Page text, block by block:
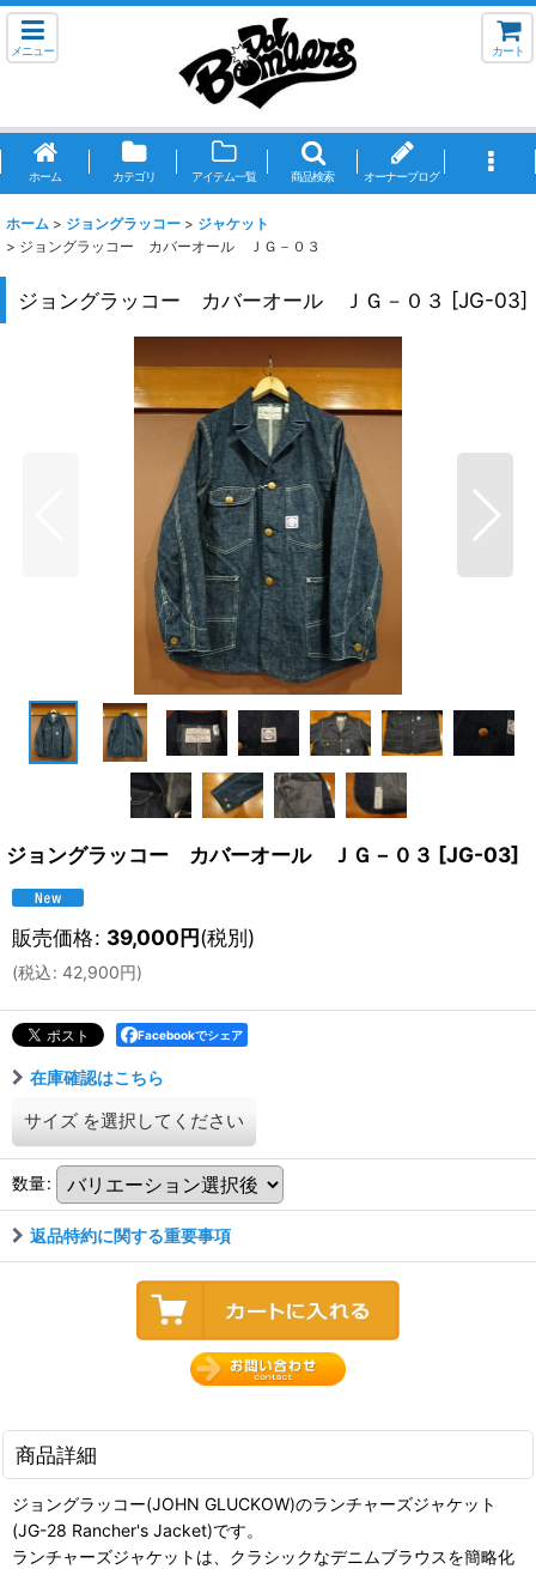
メニュー カート
ホーム カテゴリ アイテム一覧 商品検索 オーナーブログ
ホーム > ジョングラッコー > ジャケット
> ジョングラッコー カバーオール ＪＧ－０３
ジョングラッコー カバーオール ＪＧ－０３ [JG-03]
ジョングラッコー カバーオール ＪＧ－０３ [JG-03]
販売価格: 39,000円(税別)
(税込: 42,900円)
Facebookでシェア
在庫確認はこちら
サイズ を選択してください
数量:
返品特約に関する重要事項
商品詳細
ジョングラッコー(JOHN GLUCKOW)のランチャーズジャケット
(JG-28 Rancher's Jacket)です。
ランチャーズジャケットは、クラシックなデニムブラウスを簡略化